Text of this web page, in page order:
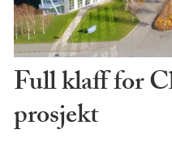
Full klaff for
prosjekt